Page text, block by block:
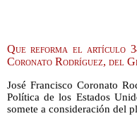
Que reforma el artículo
Coronato Rodríguez, del
José Francisco Coronato
Política de los Estados
somete a consideración del